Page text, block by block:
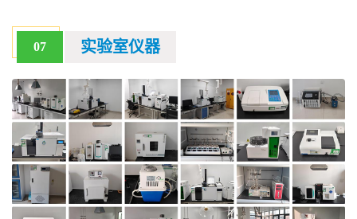
07 实验室仪器